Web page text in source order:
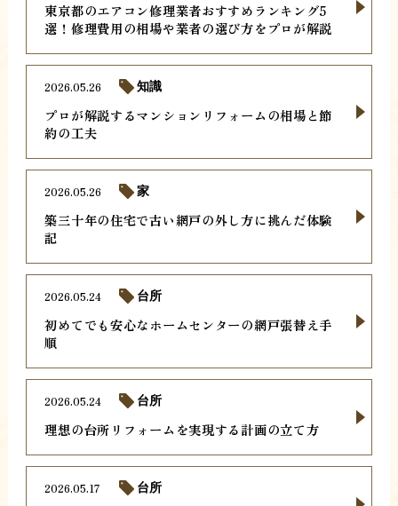
東京都のエアコン修理業者おすすめランキング5
選！修理費用の相場や業者の選び方をプロが解説
プロが解説するマンションリフォームの相場と節
約の工夫
2026.05.26 知識
築三十年の住宅で古い網戸の外し方に挑んだ体験
記
2026.05.26 家
初めてでも安心なホームセンターの網戸張替え手
順
2026.05.24 台所
理想の台所リフォームを実現する計画の立て方
2026.05.24 台所
2026.05.17 台所